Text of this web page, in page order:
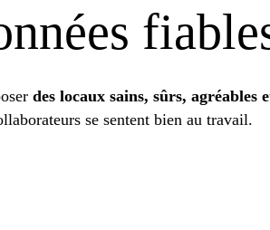
des locaux sains, sûrs, agréables
se sentent bien au travail.